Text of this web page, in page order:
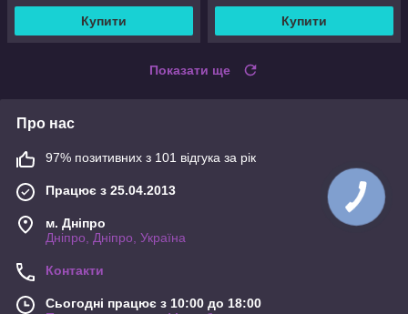
Купити Купити
Показати ще
Про нас
97% позитивних з 101 відгука за рік
Працює з 25.04.2013
м. Дніпро
Дніпро, Дніпро, Україна
Контакти
Сьогодні працює з 10:00 до 18:00